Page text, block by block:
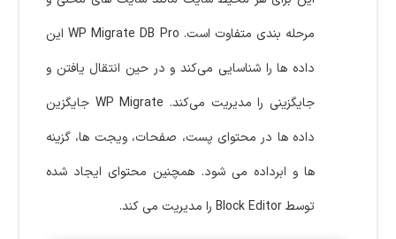
مرحله بندی متفاوت است. WP Migrate DB Pro این
داده‌ ها را شناسایی می‌کند و در حین انتقال یافتن و
جایگزینی را مدیریت می‌کند. WP Migrate جایگزین
داده ها در محتوای پست، صفحات، ویجت ها، گزینه
ها و ابرداده می شود. همچنین محتوای ایجاد شده
توسط Block Editor را مدیریت می کند.